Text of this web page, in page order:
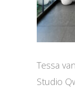
Tessa
Studio